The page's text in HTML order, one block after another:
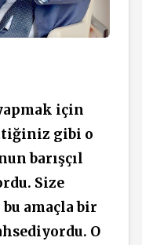
için
gibi o
barışçıl
Size
amaçla bir
O